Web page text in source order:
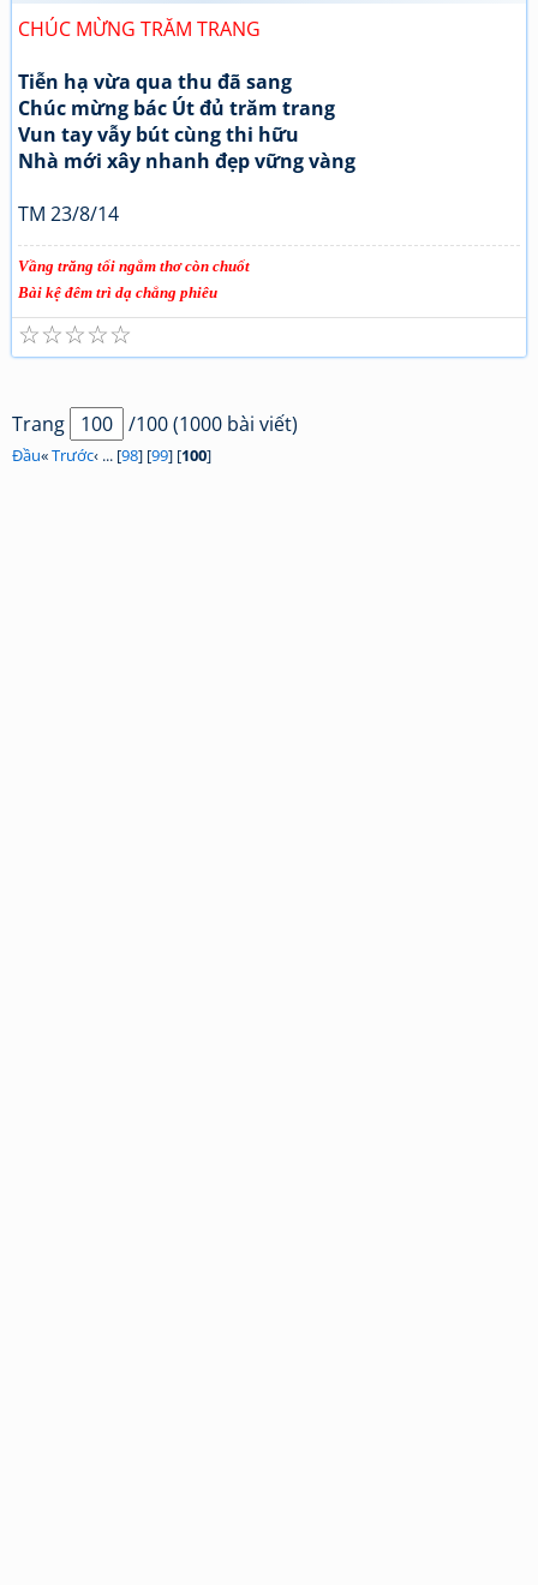
CHÚC MỪNG TRĂM TRANG
Tiễn hạ vừa qua thu đã sang
Chúc mừng bác Út đủ trăm trang
Vun tay vẫy bút cùng thi hữu
Nhà mới xây nhanh đẹp vững vàng
TM 23/8/14
Vầng trăng tối ngắm thơ còn chuốt
Bài kệ đêm trì dạ chẳng phiêu
☆
☆
☆
☆
☆
Trang /100 (1000 bài viết)
Đầu«Trước‹ ... [98] [99] [100]